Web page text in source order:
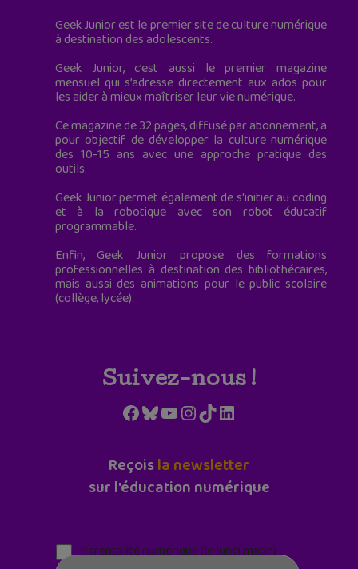
Geek Junior est le premier site de culture numérique
à destination des adolescents.
Geek Junior, c’est aussi le premier magazine
mensuel qui s’adresse directement aux ados pour
les aider à mieux maîtriser leur vie numérique.
Ce magazine de 32 pages, diffusé par abonnement, a
pour objectif de développer la culture numérique
des 10-15 ans avec une approche pratique des
outils.
Geek Junior permet également de s'initier au coding
et à la robotique avec son robot éducatif
programmable.
Enfin, Geek Junior propose des formations
professionnelles à destination des bibliothécaires,
mais aussi des animations pour le public scolaire
(collège, lycée).
Suivez-nous !
Facebook
Bluesky
YouTube
Instagram
TikTokLinkedIn
Reçoisla newsletter
sur l'éducation numérique
Parentalité numérique (le lundi matin)